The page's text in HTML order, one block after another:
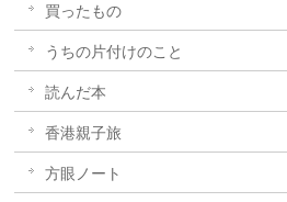
買ったもの
うちの片付けのこと
読んだ本
香港親子旅
方眼ノート